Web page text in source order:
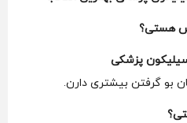
هستی؟
پزشکی